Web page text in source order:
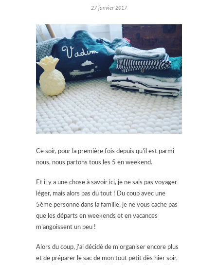
27 janvier 2017
Ce soir, pour la première fois depuis qu’il est parmi
nous, nous partons tous les 5 en weekend.
Et il y a une chose à savoir ici, je ne sais pas voyager
léger, mais alors pas du tout ! Du coup avec une
5ème personne dans la famille, je ne vous cache pas
que les départs en weekends et en vacances
m’angoissent un peu !
Alors du coup, j’ai décidé de m’organiser encore plus
et de préparer le sac de mon tout petit dès hier soir,